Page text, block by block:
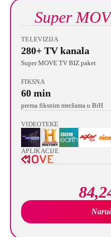
Super
TELEVIZIJA
280+ TV kanala
Super MOVE TV BIZ paket
FIKSNA
60 min
prema fiksnim mrežama u BiH
VIDEOTEKE
APLIKACIJE